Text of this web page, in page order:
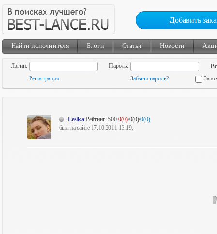
Добавить
Найти исполнителя Блоги Статьи Новости
Логин:
Пароль:
Регистрация
Забыли пароль?
Lesika Рейтинг: 500 0(0)/0(0)/0(0)
был на сайте 17.10.2011 13:19.